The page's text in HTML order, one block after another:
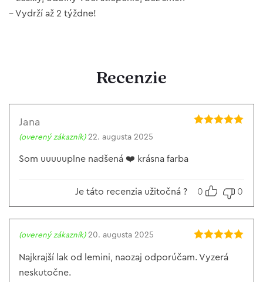
– Vydrží až 2 týždne!
Recenzie
Jana
(overený zákazník) 22. augusta 2025
Som uuuuuplne nadšená ❤️ krásna farba
Je táto recenzia užitočná ? 0 0
z 5
(overený zákazník) 20. augusta 2025
Najkrajší lak od lemini, naozaj odporúčam. Vyzerá
neskutočne.